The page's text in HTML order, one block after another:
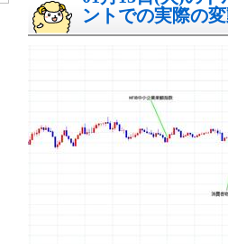
ントでの実際の